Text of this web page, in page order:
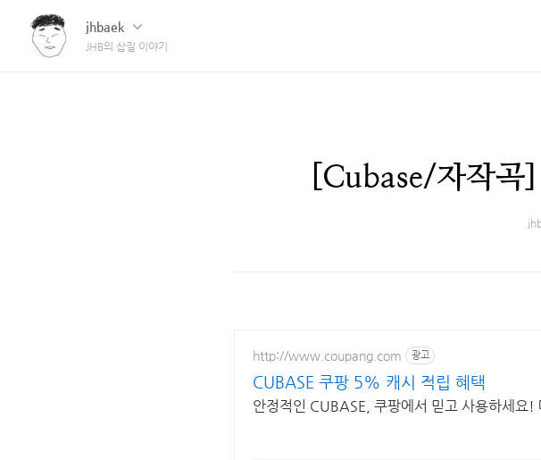
jhbaek
JHB의 삽질 이야기
[Cubase/자작
http://www.coupang.com 광고
CUBASE 쿠팡 5% 캐시 적립 혜택
안정적인 CUBASE, 쿠팡에서 믿고 사용하세요